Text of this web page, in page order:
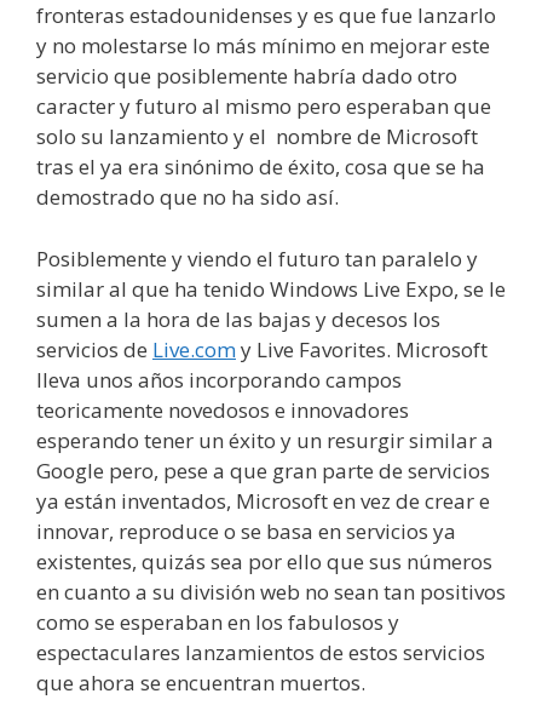
fronteras estadounidenses y es que fue lanzarlo
y no molestarse lo más mínimo en mejorar este
servicio que posiblemente habría dado otro
caracter y futuro al mismo pero esperaban que
solo su lanzamiento y el nombre de Microsoft
tras el ya era sinónimo de éxito, cosa que se ha
demostrado que no ha sido así.
Posiblemente y viendo el futuro tan paralelo y
similar al que ha tenido Windows Live Expo, se le
sumen a la hora de las bajas y decesos los
servicios de Live.comy Live Favorites. Microsoft
lleva unos años incorporando campos
teoricamente novedosos e innovadores
esperando tener un éxito y un resurgir similar a
Google pero, pese a que gran parte de servicios
ya están inventados, Microsoft en vez de crear e
innovar, reproduce o se basa en servicios ya
existentes, quizás sea por ello que sus números
en cuanto a su división web no sean tan positivos
como se esperaban en los fabulosos y
espectaculares lanzamientos de estos servicios
que ahora se encuentran muertos.